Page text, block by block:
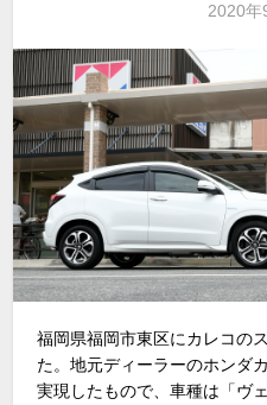
2020年
福岡県福岡市東区にカレコの
た。地元ディーラーのホンダ
実現したもので、車種は「ヴ